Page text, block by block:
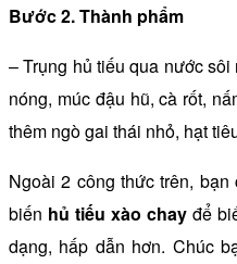
Bước 2. Thành phẩm
– Trụng hủ tiếu qua nước
nóng, múc đậu hũ, cà rốt,
thêm ngò gai thái nhỏ, hạt
Ngoài 2 công thức trên,
biến hủ tiếu xào chay để
dạng, hấp dẫn hơn. Chúc